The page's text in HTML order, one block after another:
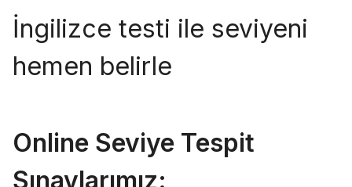
İngilizce testi ile seviyeni
hemen belirle
Online Seviye Tespit
Sınavlarımız: